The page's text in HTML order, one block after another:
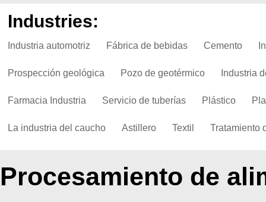
Industries:
Industria automotriz Fábrica de bebidas Cemento
Prospección geológica Pozo de geotérmico Industria
Farmacia Industria Servicio de tuberías Plástico
La industria del caucho Astillero Textil Tratamiento
Procesamiento de